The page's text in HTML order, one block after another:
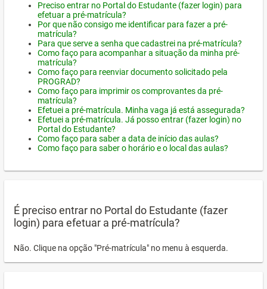
Preciso entrar no Portal do Estudante (fazer login) para
efetuar a pré-matrícula?
Por que não consigo me identificar para fazer a pré-
matrícula?
Para que serve a senha que cadastrei na pré-matrícula?
Como faço para acompanhar a situação da minha pré-
matrícula?
Como faço para reenviar documento solicitado pela
PROGRAD?
Como faço para imprimir os comprovantes da pré-
matrícula?
Efetuei a pré-matrícula. Minha vaga já está assegurada?
Efetuei a pré-matrícula. Já posso entrar (fazer login) no
Portal do Estudante?
Como faço para saber a data de início das aulas?
Como faço para saber o horário e o local das aulas?
É preciso entrar no Portal do Estudante (fazer
login) para efetuar a pré-matrícula?
Não. Clique na opção "Pré-matrícula" no menu à esquerda.